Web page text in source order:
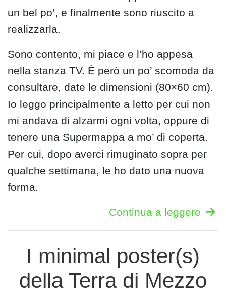
un bel po’, e finalmente sono riuscito a
realizzarla.
Sono contento, mi piace e l’ho appesa
nella stanza TV. È però un po’ scomoda da
consultare, date le dimensioni (80×60 cm).
Io leggo principalmente a letto per cui non
mi andava di alzarmi ogni volta, oppure di
tenere una Supermappa a mo’ di coperta.
Per cui, dopo averci rimuginato sopra per
qualche settimana, le ho dato una nuova
forma.
Continua a leggere
I minimal poster(s)
della Terra di Mezzo